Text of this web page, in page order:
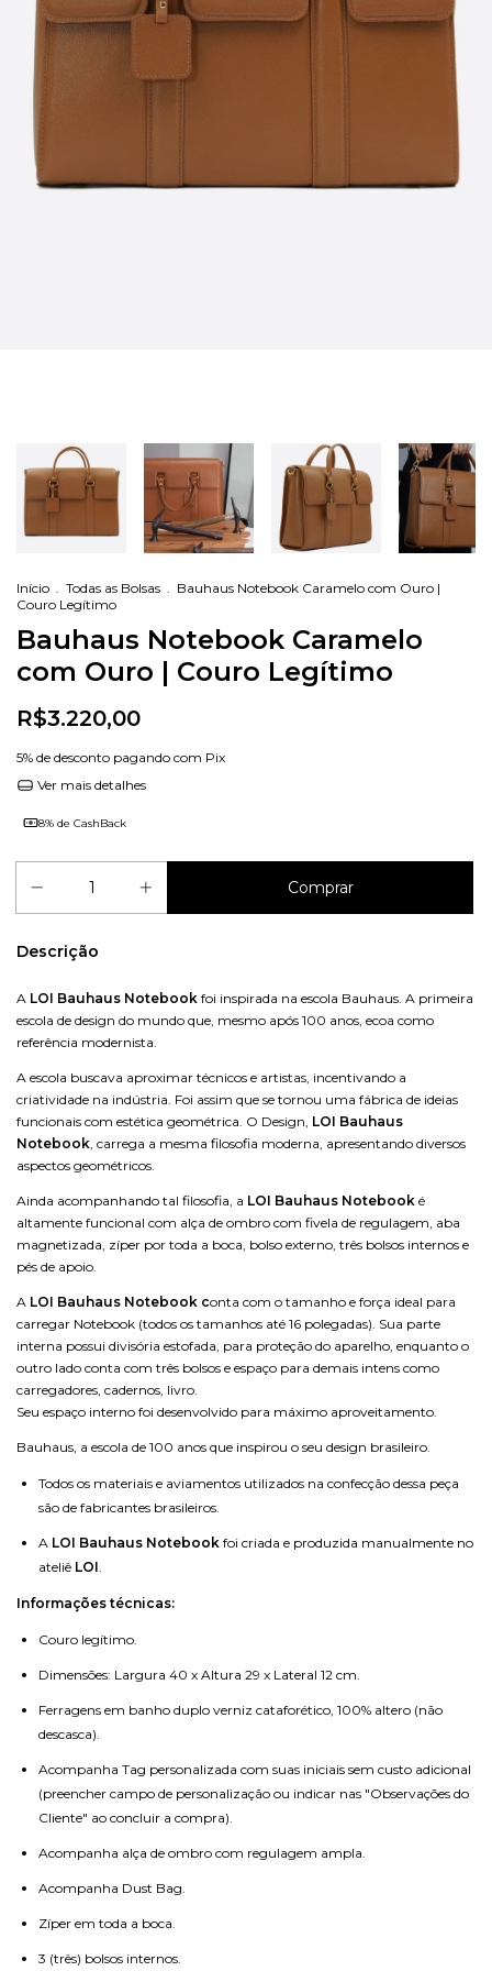
Início . Todas as Bolsas . Bauhaus Notebook Caramelo com Ouro |
Couro Legítimo
Bauhaus Notebook Caramelo
com Ouro | Couro Legítimo
R$3.220,00
5% de desconto pagando com Pix
Ver mais detalhes
8% de CashBack
Descrição
A LOI Bauhaus Notebook foi inspirada na escola Bauhaus. A primeira
escola de design do mundo que, mesmo após 100 anos, ecoa como
referência modernista.
A escola buscava aproximar técnicos e artistas, incentivando a
criatividade na indústria. Foi assim que se tornou uma fábrica de ideias
funcionais com estética geométrica. O Design, LOI Bauhaus
Notebook, carrega a mesma filosofia moderna, apresentando diversos
aspectos geométricos.
Ainda acompanhando tal filosofia, a LOI Bauhaus Notebook é
altamente funcional com alça de ombro com fivela de regulagem, aba
magnetizada, zíper por toda a boca, bolso externo, três bolsos internos e
pés de apoio.
A LOI Bauhaus Notebook conta com o tamanho e força ideal para
carregar Notebook (todos os tamanhos até 16 polegadas). Sua parte
interna possui divisória estofada, para proteção do aparelho, enquanto o
outro lado conta com três bolsos e espaço para demais intens como
carregadores, cadernos, livro.
Seu espaço interno foi desenvolvido para máximo aproveitamento.
Bauhaus, a escola de 100 anos que inspirou o seu design brasileiro.
Todos os materiais e aviamentos utilizados na confecção dessa peça
são de fabricantes brasileiros.
A LOI Bauhaus Notebook foi criada e produzida manualmente no
ateliê LOI.
Informações técnicas:
Couro legítimo.
Dimensões: Largura 40 x Altura 29 x Lateral 12 cm.
Ferragens em banho duplo verniz cataforético, 100% altero (não
descasca).
Acompanha Tag personalizada com suas iniciais sem custo adicional
(preencher campo de personalização ou indicar nas "Observações do
Cliente" ao concluir a compra).
Acompanha alça de ombro com regulagem ampla.
Acompanha Dust Bag.
Zíper em toda a boca.
3 (três) bolsos internos.